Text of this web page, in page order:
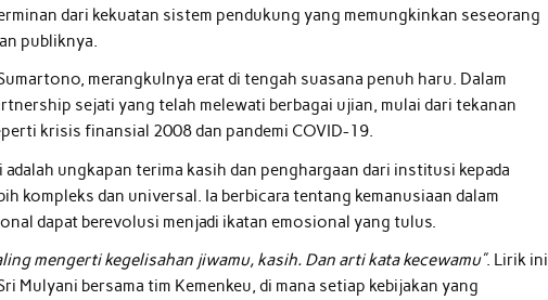
dari kekuatan sistem pendukung yang memungkinkan seseorang
publiknya.
merangkulnya erat di tengah suasana penuh haru. Dalam
sejati yang telah melewati berbagai ujian, mulai dari tekanan
krisis finansial 2008 dan pandemi COVID-19.
ungkapan terima kasih dan penghargaan dari institusi kepada
kompleks dan universal. Ia berbicara tentang kemanusiaan dalam
dapat berevolusi menjadi ikatan emosional yang tulus.
mengerti kegelisahan jiwamu, kasih. Dan arti kata kecewamu”. Lirik ini
Mulyani bersama tim Kemenkeu, di mana setiap kebijakan yang